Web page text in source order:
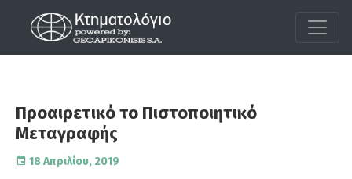
Προαιρετικό το Πιστοποιητικό
Μεταγραφής
18 Απριλίου, 2019